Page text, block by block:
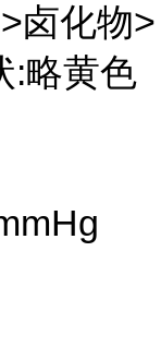
卤化物>
:略黄色